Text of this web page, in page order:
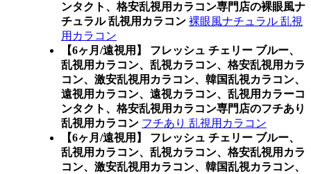
ンタクト、格安乱視用カラコン専門店の裸眼風ナ
チュラル 乱視用カラコン 裸眼風ナチュラル 乱視
用カラコン
【6ヶ月/遠視用】 フレッシュ チェリー ブルー、
乱視用カラコン、乱視カラコン、格安乱視用カラ
コン、激安乱視用カラコン、韓国乱視カラコン、
遠視用カラコン、遠視カラコン、乱視用カラーコ
ンタクト、格安乱視用カラコン専門店のフチあり
乱視用カラコン フチあり 乱視用カラコン
【6ヶ月/遠視用】 フレッシュ チェリー ブルー、
乱視用カラコン、乱視カラコン、格安乱視用カラ
コン、激安乱視用カラコン、韓国乱視カラコン、